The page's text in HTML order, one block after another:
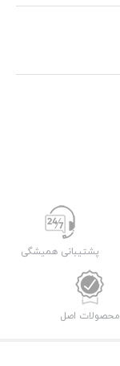
پشتیبانی همیشگی
محصولات اصل